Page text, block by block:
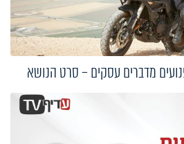
מדברים עסקים – סרט הנושא